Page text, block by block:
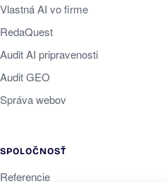
Vlastná AI vo firme
RedaQuest
Audit AI pripravenosti
Audit GEO
Správa webov
SPOLOČNOSŤ
Referencie